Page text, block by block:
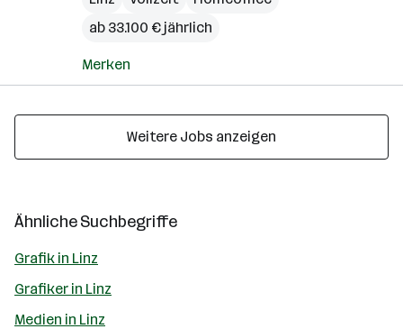
ab 33.100 € jährlich
Merken
Weitere Jobs anzeigen
Ähnliche Suchbegriffe
Grafik in Linz
Grafiker in Linz
Medien in Linz